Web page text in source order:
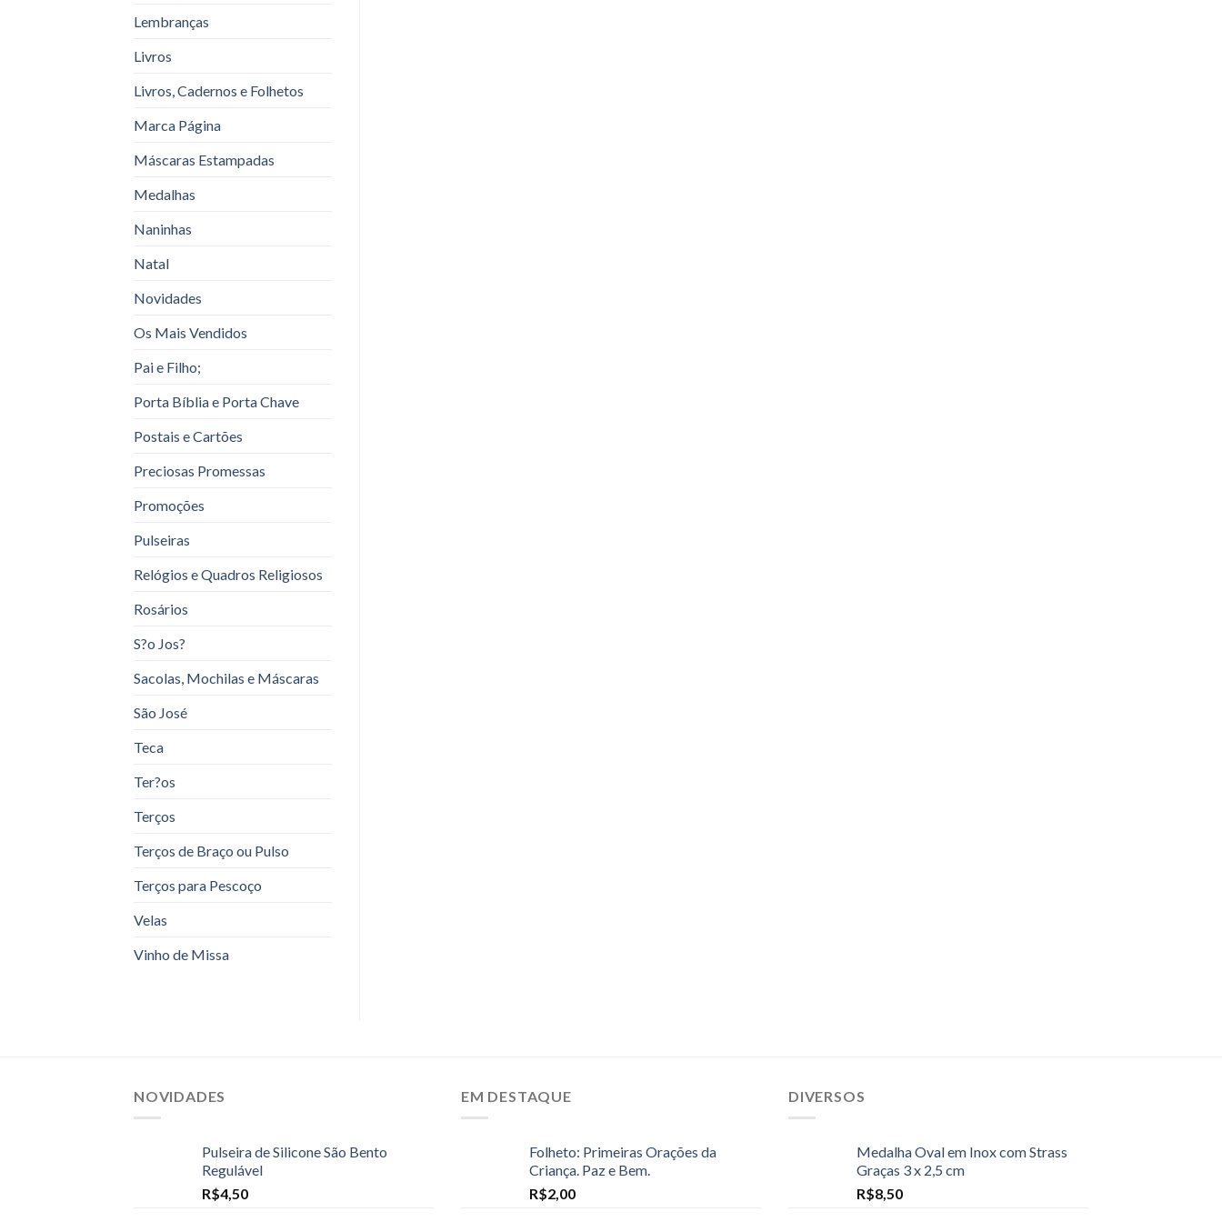
Lembranças
Livros
Livros, Cadernos e Folhetos
Marca Página
Máscaras Estampadas
Medalhas
Naninhas
Natal
Novidades
Os Mais Vendidos
Pai e Filho;
Porta Bíblia e Porta Chave
Postais e Cartões
Preciosas Promessas
Promoções
Pulseiras
Relógios e Quadros Religiosos
Rosários
S?o Jos?
Sacolas, Mochilas e Máscaras
São José
Teca
Ter?os
Terços
Terços de Braço ou Pulso
Terços para Pescoço
Velas
Vinho de Missa
NOVIDADES
Pulseira de Silicone São Bento
Regulável
R$4,50
EM DESTAQUE
Folheto: Primeiras Orações da
Criança. Paz e Bem.
R$2,00
DIVERSOS
Medalha Oval em Inox com Strass
Graças 3 x 2,5 cm
R$8,50